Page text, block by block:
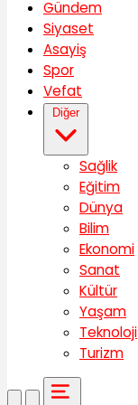
Gündem
Siyaset
Asayiş
Spor
Vefat
Diğer
Sağlik
Eğitim
Dünya
Bilim
Ekonomi
Sanat
Kültür
Yaşam
Teknoloji
Turizm